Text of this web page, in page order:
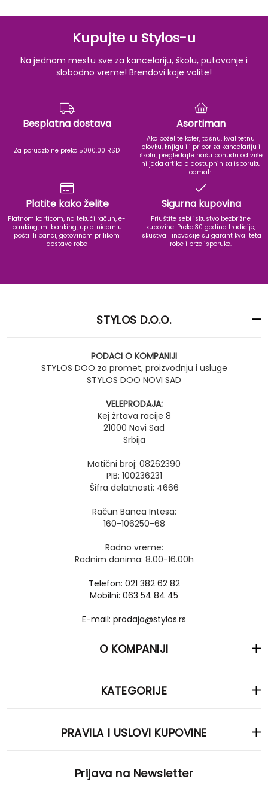
Kupujte u Stylos-u
Na jednom mestu sve za kancelariju, školu, putovanje i
slobodno vreme! Brendovi koje volite!
Besplatna dostava
Za porudzbine preko 5000,00 RSD
Asortiman
Ako poželite kofer, tašnu, kvalitetnu
olovku, knjigu ili pribor za kancelariju i
školu, pregledajte našu ponudu od više
hiljada artikala dostupnih za isporuku
odmah.
Platite kako želite
Platnom karticom, na tekući račun, e-
banking, m-banking, uplatnicom u
pošti ili banci, gotovinom prilikom
dostave robe
Sigurna kupovina
Priuštite sebi iskustvo bezbrižne
kupovine. Preko 30 godina tradicije,
iskustva i inovacije su garant kvaliteta
robe i brze isporuke.
STYLOS D.O.O.
PODACI O KOMPANIJI
STYLOS DOO za promet, proizvodnju i usluge
STYLOS DOO NOVI SAD
VELEPRODAJA:
Kej žrtava racije 8
21000 Novi Sad
Srbija
Matični broj: 08262390
PIB: 100236231
Šifra delatnosti: 4666
Račun Banca Intesa:
160-106250-68
Radno vreme:
Radnim danima: 8.00-16.00h
Telefon: 021 382 62 82
Mobilni: 063 54 84 45
E-mail: prodaja@stylos.rs
O KOMPANIJI
KATEGORIJE
PRAVILA I USLOVI KUPOVINE
Prijava na Newsletter